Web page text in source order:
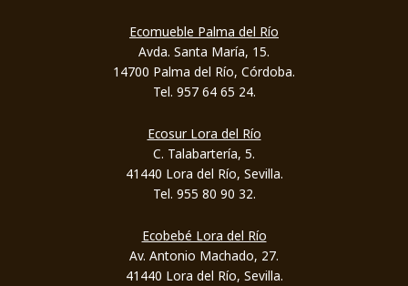
Ecomueble Palma del Río
Avda. Santa María, 15.
14700 Palma del Río, Córdoba.
Tel. 957 64 65 24.
Ecosur Lora del Río
C. Talabartería, 5.
41440 Lora del Río, Sevilla.
Tel. 955 80 90 32.
Ecobebé Lora del Río
Av. Antonio Machado, 27.
41440 Lora del Río, Sevilla.